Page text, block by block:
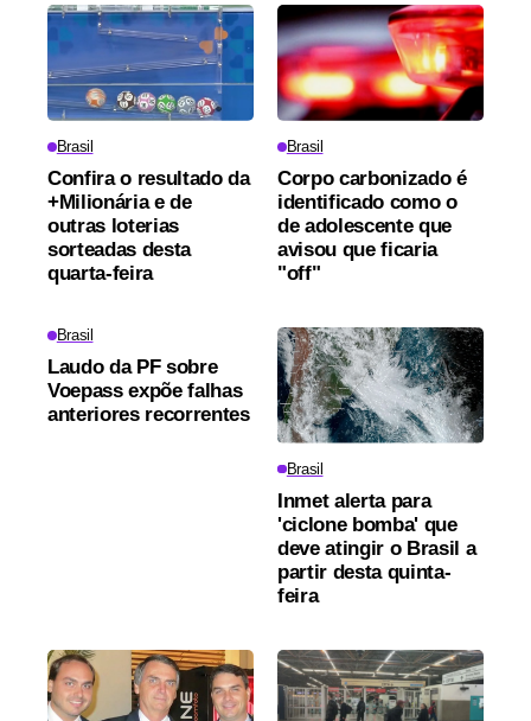
Brasil
Confira o resultado da
+Milionária e de
outras loterias
sorteadas desta
quarta-feira
Brasil
Corpo carbonizado é
identificado como o
de adolescente que
avisou que ficaria
"off"
Brasil
Laudo da PF sobre
Voepass expõe falhas
anteriores recorrentes
Brasil
Inmet alerta para
'ciclone bomba' que
deve atingir o Brasil a
partir desta quinta-
feira